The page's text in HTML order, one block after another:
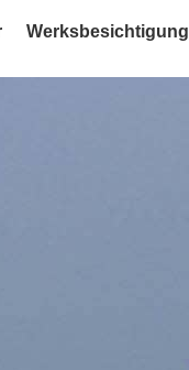
Werksbesichtigung